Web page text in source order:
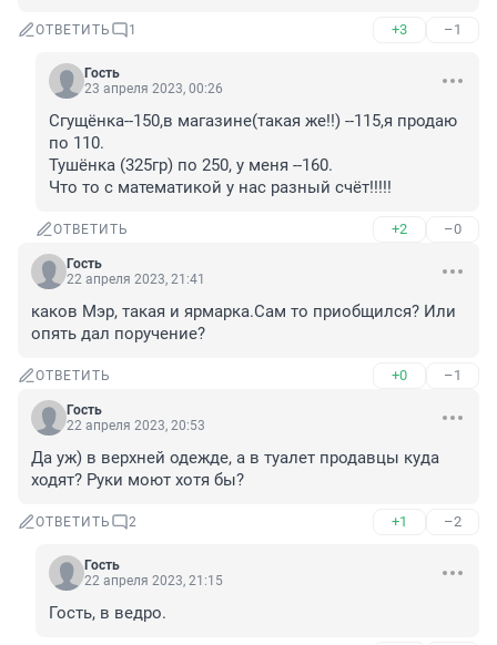
ОТВЕТИТЬ 1 +3 –1
Гость
23 апреля 2023, 00:26
Сгущёнка--150,в магазине(такая же!!) --115,я продаю
по 110.
Тушёнка (325гр) по 250, у меня --160.
Что то с математикой у нас разный счёт!!!!!
ОТВЕТИТЬ +2 –0
Гость
22 апреля 2023, 21:41
каков Мэр, такая и ярмарка.Сам то приобщился? Или
опять дал поручение?
ОТВЕТИТЬ +0 –1
Гость
22 апреля 2023, 20:53
Да уж) в верхней одежде, а в туалет продавцы куда
ходят? Руки моют хотя бы?
ОТВЕТИТЬ 2 +1 –2
Гость
22 апреля 2023, 21:15
Гость, в ведро.